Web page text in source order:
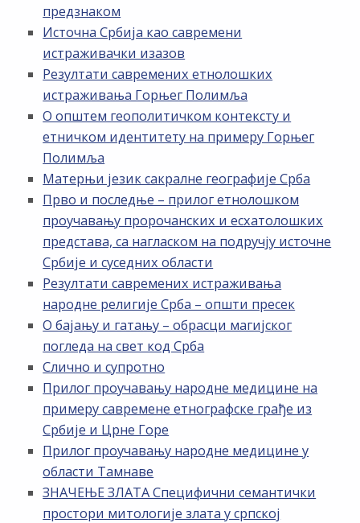
предзнаком
Источна Србија као савремени
истраживачки изазов
Резултати савремених етнолошких
истраживања Горњег Полимља
О општем геополитичком контексту и
етничком идентитету на примеру Горњег
Полимља
Матерњи језик сакралне географије Срба
Прво и последње – прилог етнолошком
проучавању пророчанских и есхатолошких
представа, са нагласком на подручју источне
Србије и суседних области
Резултати савремених истраживања
народне религије Срба – општи пресек
О бајању и гатању – обрасци магијског
погледа на свет код Срба
Слично и супротно
Прилог проучавању народне медицине на
примеру савремене етнографске грађе из
Србије и Црне Горе
Прилог проучавању народне медицине у
области Тамнаве
ЗНАЧЕЊЕ ЗЛАТА Специфични семантички
простори митологије злата у српској